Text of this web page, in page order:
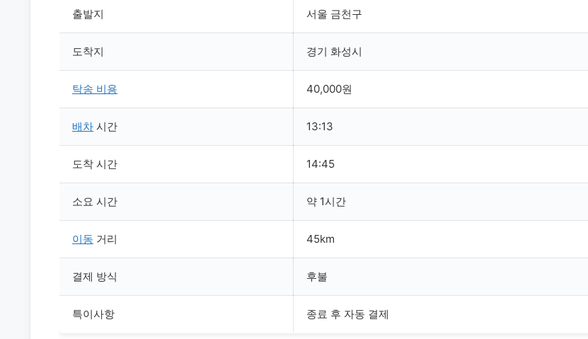
출발지 서울 금천구
도착지 경기 화성시
탁송 비용 40,000원
배차 시간 13:13
도착 시간 14:45
소요 시간 약 1시간
이동 거리 45km
결제 방식 후불
특이사항 종료 후 자동 결제